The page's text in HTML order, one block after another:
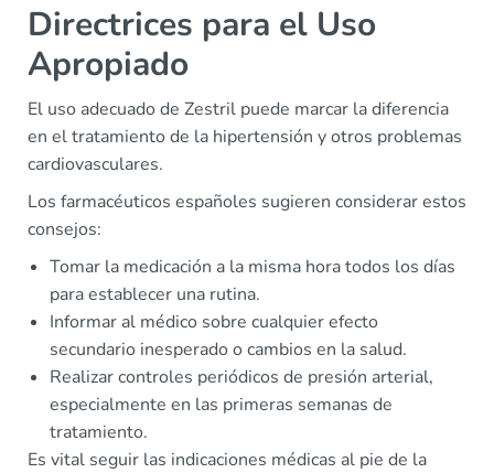
Directrices para el Uso
Apropiado
El uso adecuado de Zestril puede marcar la diferencia
en el tratamiento de la hipertensión y otros problemas
cardiovasculares.
Los farmacéuticos españoles sugieren considerar estos
consejos:
Tomar la medicación a la misma hora todos los días
para establecer una rutina.
Informar al médico sobre cualquier efecto
secundario inesperado o cambios en la salud.
Realizar controles periódicos de presión arterial,
especialmente en las primeras semanas de
tratamiento.
Es vital seguir las indicaciones médicas al pie de la